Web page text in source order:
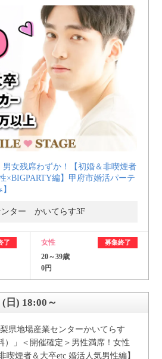
男女残席わずか！【初婚＆非喫煙者
×BIGPARTY編】甲府市婚活パーテ
ンター かいてらす3F
了 女性 募集終了
20～39歳
0円
(日) 18:00～